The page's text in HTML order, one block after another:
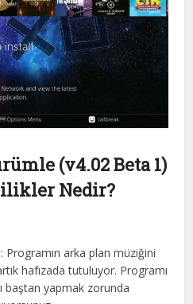
(v4.02 Beta 1)
Nedir?
Programın arka plan müziğini
hafızada tutuluyor. Programı
baştan yapmak zorunda